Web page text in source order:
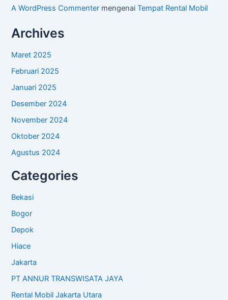
A WordPress Commenter mengenaiTempat Rental Mobil
Archives
Maret 2025
Februari 2025
Januari 2025
Desember 2024
November 2024
Oktober 2024
Agustus 2024
Categories
Bekasi
Bogor
Depok
Hiace
Jakarta
PT ANNUR TRANSWISATA JAYA
Rental Mobil Jakarta Utara